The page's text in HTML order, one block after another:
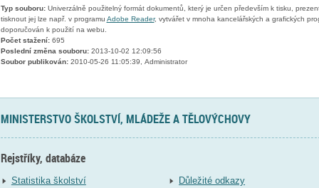
Typ souboru:Univerzálně použitelný formát dokumentů, který je určen především k tisku,
tisknout jej lze např. v programu Adobe Reader, vytvářet v mnoha kancelářských a grafických
doporučován k použití na webu.
Počet stažení:695
Poslední změna souboru:2013-10-02 12:09:56
Soubor publikován:2010-05-26 11:05:39, Administrator
MINISTERSTVO ŠKOLSTVÍ, MLÁDEŽE A TĚLOVÝCHOVY
Rejstříky, databáze
Statistika školství
Důležité odkazy